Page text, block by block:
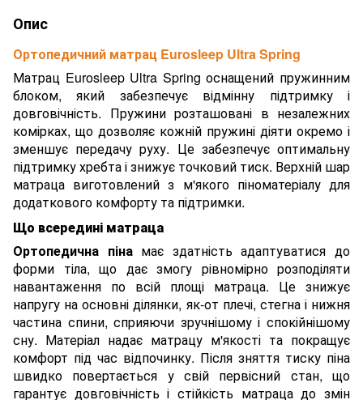
Опис
Ортопедичний матрац Eurosleep Ultra Spring
Матрац Eurosleep Ultra Spring оснащений пружинним
блоком, який забезпечує відмінну підтримку і
довговічність. Пружини розташовані в незалежних
комірках, що дозволяє кожній пружині діяти окремо і
зменшує передачу руху. Це забезпечує оптимальну
підтримку хребта і знижує точковий тиск. Верхній шар
матраца виготовлений з м'якого піноматеріалу для
додаткового комфорту та підтримки.
Що всередині матраца
Ортопедична пінамає здатність адаптуватися до
форми тіла, що дає змогу рівномірно розподіляти
навантаження по всій площі матраца. Це знижує
напругу на основні ділянки, як-от плечі, стегна і нижня
частина спини, сприяючи зручнішому і спокійнішому
сну. Матеріал надає матрацу м'якості та покращує
комфорт під час відпочинку. Після зняття тиску піна
швидко повертається у свій первісний стан, що
гарантує довговічність і стійкість матраца до змін